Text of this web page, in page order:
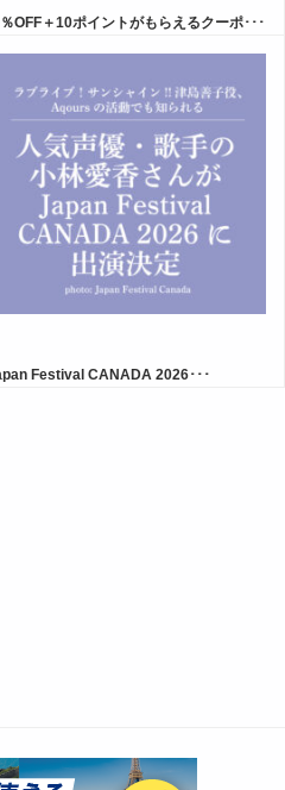
OFF＋10ポイントがもらえるクーポ･･･
Festival CANADA 2026･･･